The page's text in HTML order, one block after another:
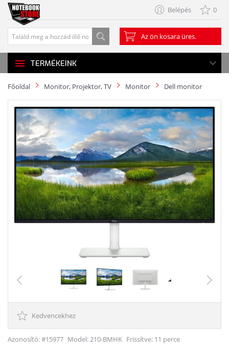
Belépés 0
Az ön kosara üres.
TERMÉKEINK
Főoldal Monitor, Projektor, TV Monitor Dell monitor
Kedvencekhez
Azonosító: #15977 Model:210-BMHK Frissítve: 11 perce